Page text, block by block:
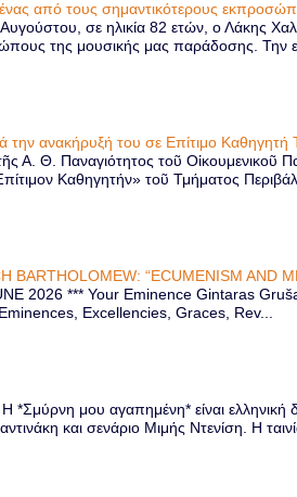
από τους σημαντικότερους
σε ηλικία 82 ετών, ο Λάκης
της μουσικής μας παράδοσης. Την
την ανακήρυξή του σε Επίτιμο Καθηγητή
Α. Θ. Παναγιότητος τοῦ Οἰκουμενικοῦ
Καθηγητήν» τοῦ Τμήματος
BARTHOLOMEW: “ECUMENISM AND
2026 *** Your Eminence Gintaras
Excellencies, Graces, Rev...
Η *Σμύρνη μου αγαπημένη* είναι ελληνική
και σενάριο Μιμής Ντενίση. Η